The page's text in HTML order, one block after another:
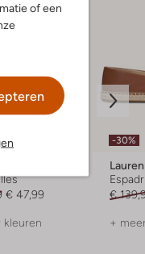
of een
€ 47,99
kleuren
-30%
€
+